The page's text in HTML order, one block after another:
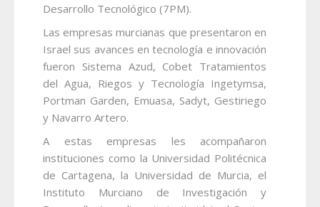
Desarrollo Tecnológico (7PM).
Las empresas murcianas que presentaron en
Israel sus avances en tecnología e innovación
fueron Sistema Azud, Cobet Tratamientos
del Agua, Riegos y Tecnología Ingetymsa,
Portman Garden, Emuasa, Sadyt, Gestiriego
y Navarro Artero.
A estas empresas les acompañaron
instituciones como la Universidad Politécnica
de Cartagena, la Universidad de Murcia, el
Instituto Murciano de Investigación y